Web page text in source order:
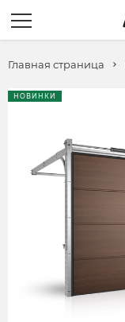
Главная страница
НОВИНКИ